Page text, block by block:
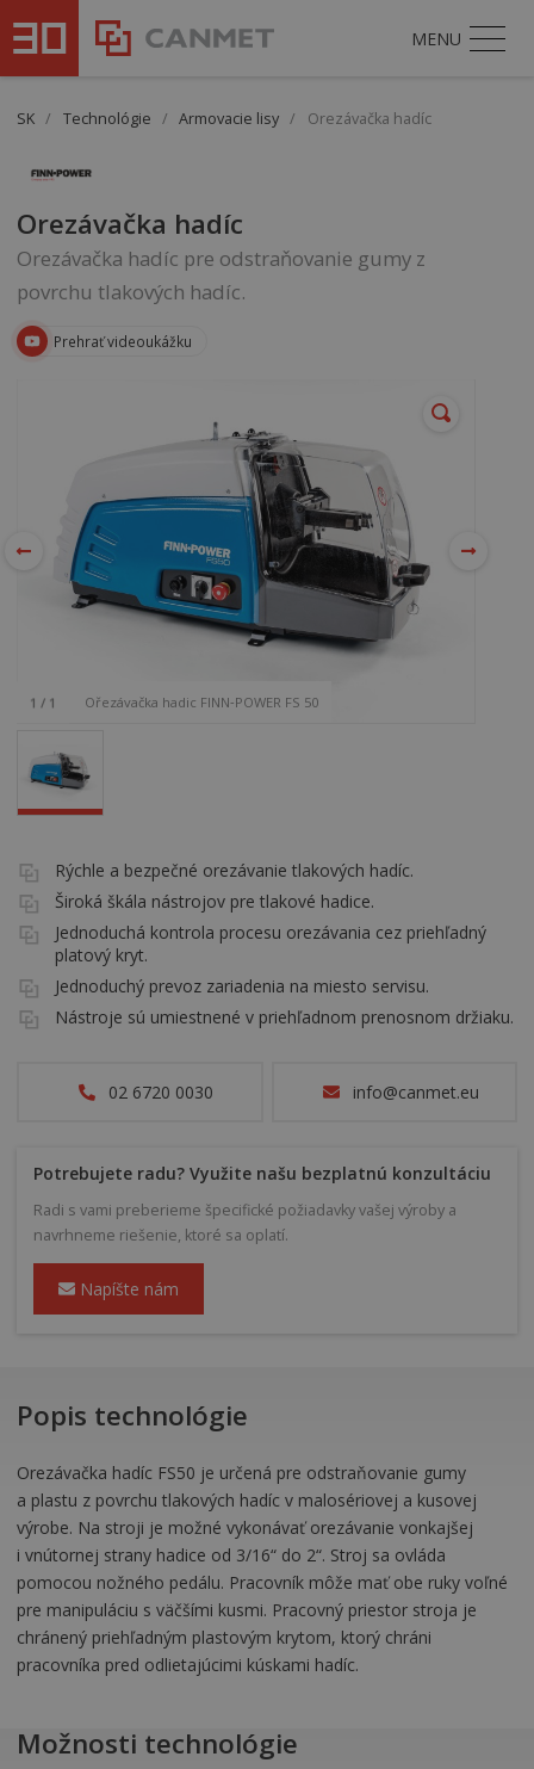
MENU
SK / Technológie / Armovacie lisy / Orezávačka hadíc
Orezávačka hadíc
Orezávačka hadíc pre odstraňovanie gumy z
povrchu tlakových hadíc.
Prehrať videoukážku
1 / 1 Ořezávačka hadic FINN‑POWER FS 50
Rýchle a bezpečné orezávanie tlakových hadíc.
Široká škála nástrojov pre tlakové hadice.
Jednoduchá kontrola procesu orezávania cez priehľadný
platový kryt.
Jednoduchý prevoz zariadenia na miesto servisu.
Nástroje sú umiestnené v priehľadnom prenosnom držiaku.
02 6720 0030 info@canmet.eu
Potrebujete radu? Využite našu bezplatnú konzultáciu
Radi s vami preberieme špecifické požiadavky vašej výroby a
navrhneme riešenie, ktoré sa oplatí.
Napíšte nám
Popis technológie
Orezávačka hadíc FS50 je určená pre odstraňovanie gumy
a plastu z povrchu tlakových hadíc v malosériovej a kusovej
výrobe. Na stroji je možné vykonávať orezávanie vonkajšej
i vnútornej strany hadice od 3/16“ do 2“. Stroj sa ovláda
pomocou nožného pedálu. Pracovník môže mať obe ruky voľné
pre manipuláciu s väčšími kusmi. Pracovný priestor stroja je
chránený priehľadným plastovým krytom, ktorý chráni
pracovníka pred odlietajúcimi kúskami hadíc.
Možnosti technológie